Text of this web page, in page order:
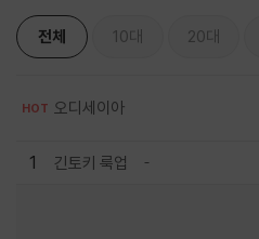
전체 10대 20대
HOT 오디세이아
1 긴토키 룩업